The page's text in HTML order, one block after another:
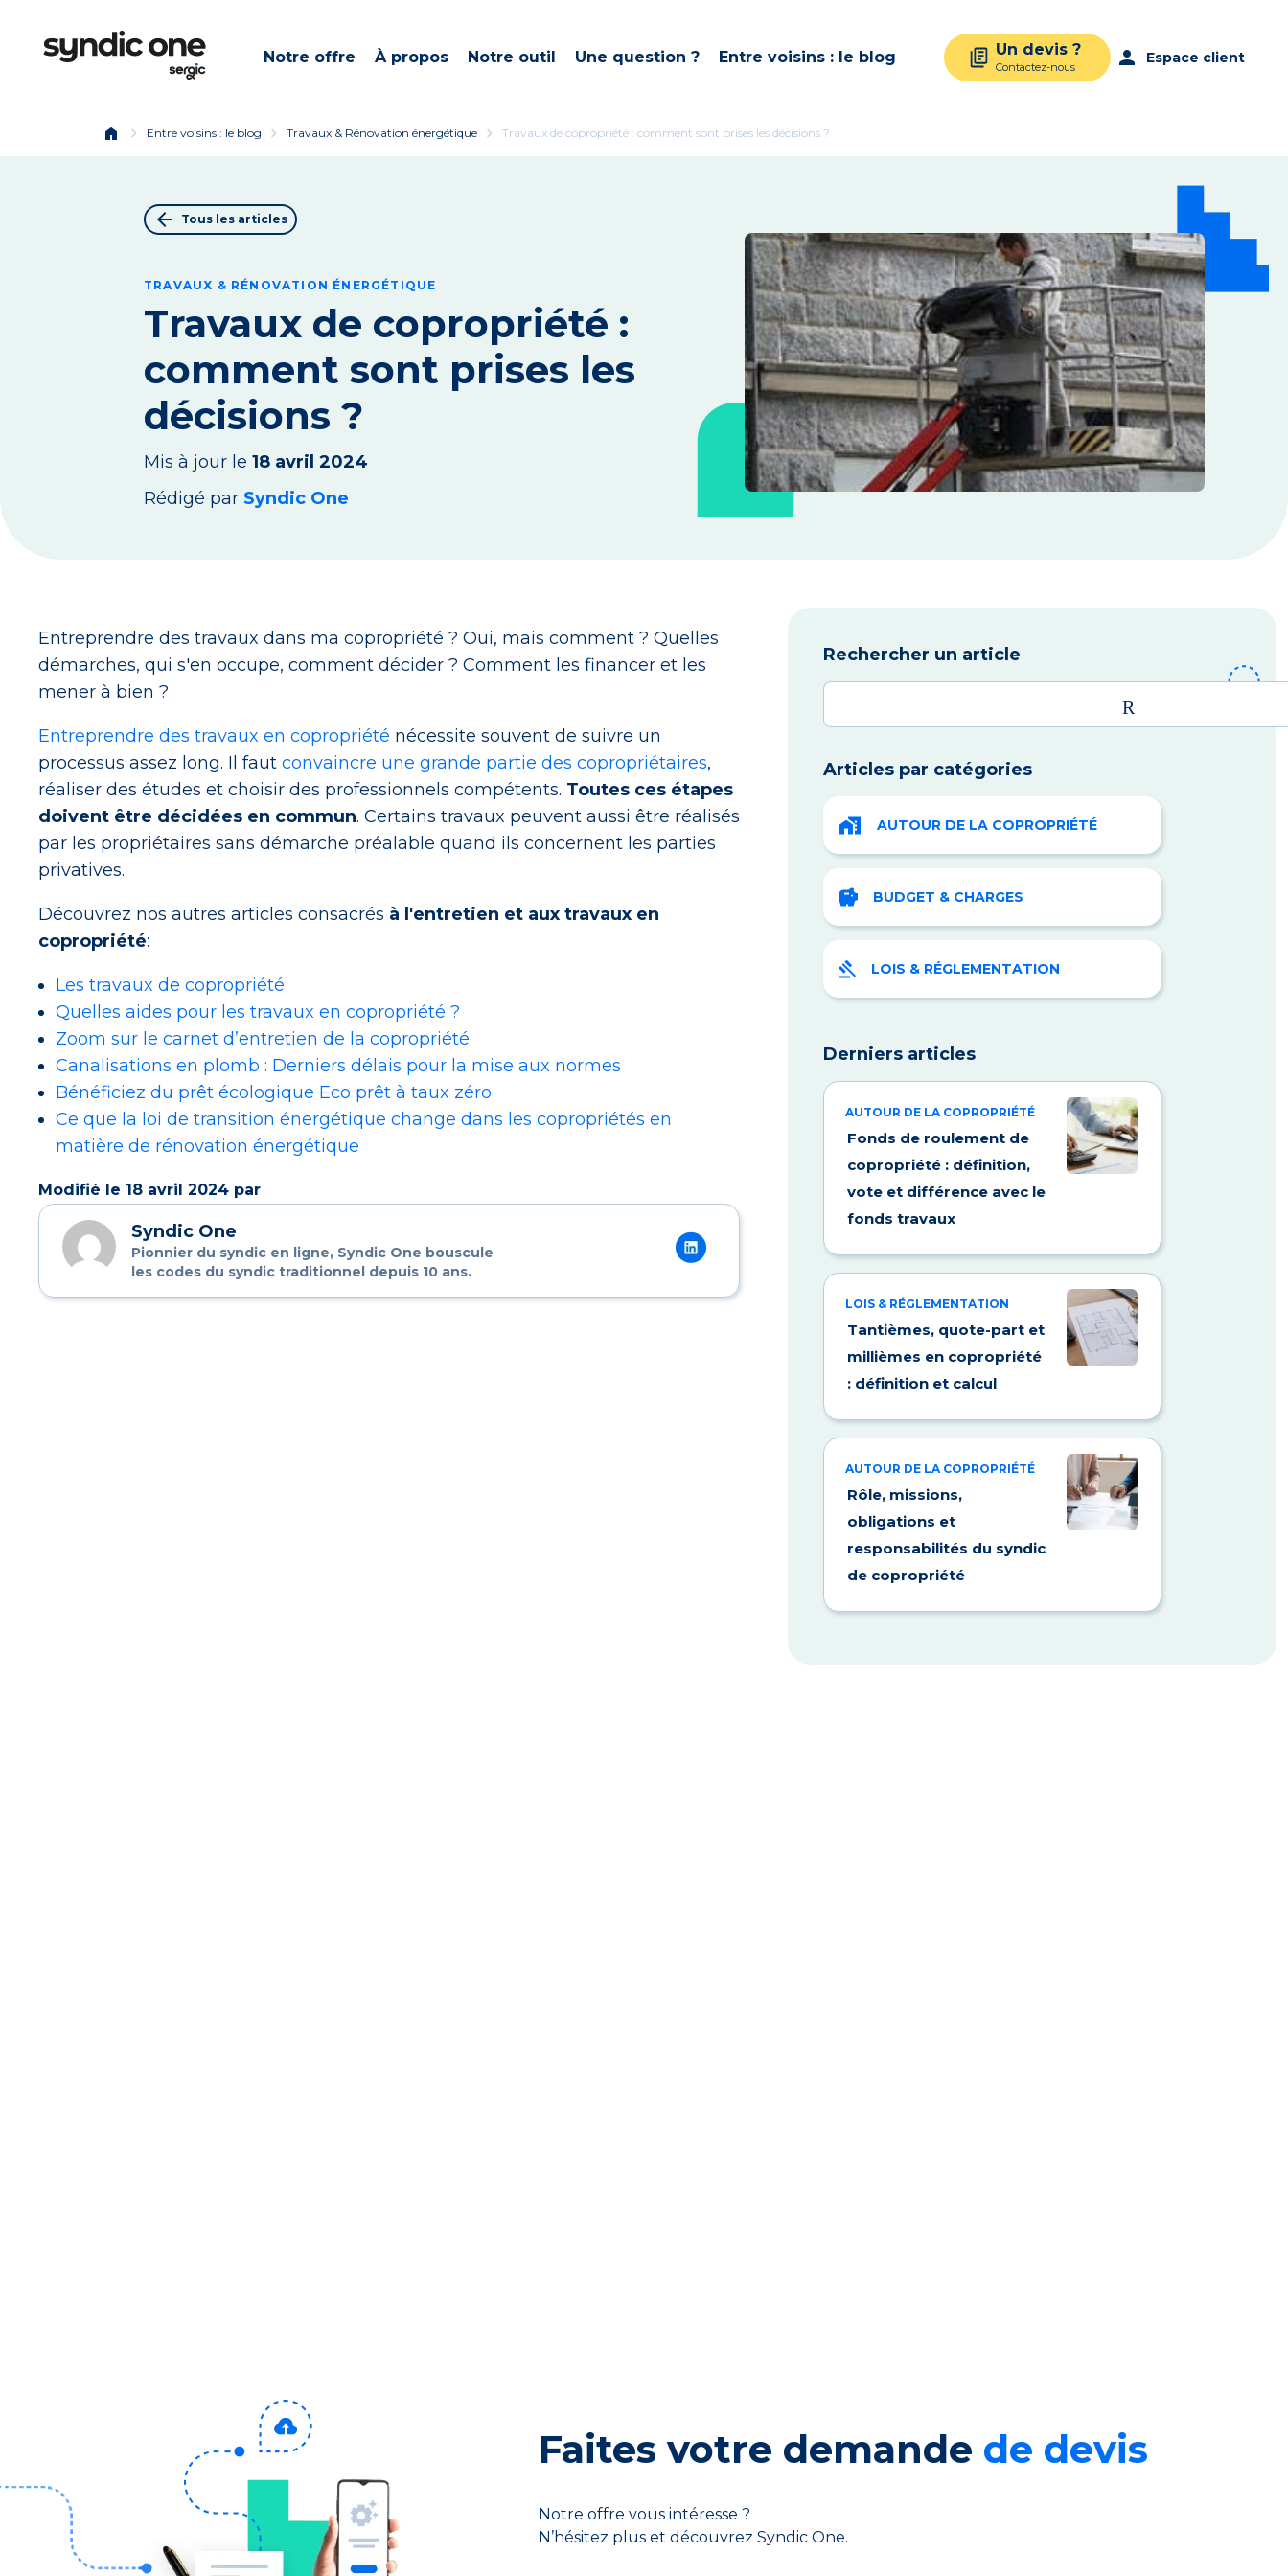
Notre offre À propos Notre outil Une question ? Entre voisins : le blog Un devis ?
Contactez-nous person Espace client
home chevron_right Entre voisins : le blog chevron_right Travaux & Rénovation énergétique chevron_right Travaux de copropriété : comment sont prises les décisions ?
arrow_back Tous les articles
TRAVAUX & RÉNOVATION ÉNERGÉTIQUE
Travaux de copropriété :
comment sont prises les
décisions ?
Mis à jour le 18 avril 2024
Rédigé par Syndic One
Entreprendre des travaux dans ma copropriété ? Oui, mais comment ? Quelles
démarches, qui s'en occupe, comment décider ? Comment les financer et les
mener à bien ?
Entreprendre des travaux en copropriété nécessite souvent de suivre un
processus assez long. Il faut convaincre une grande partie des copropriétaires,
réaliser des études et choisir des professionnels compétents. Toutes ces étapes
doivent être décidées en commun. Certains travaux peuvent aussi être réalisés
par les propriétaires sans démarche préalable quand ils concernent les parties
privatives.
Découvrez nos autres articles consacrés à l'entretien et aux travaux en
copropriété:
Les travaux de copropriété
Quelles aides pour les travaux en copropriété ?
Zoom sur le carnet d’entretien de la copropriété
Canalisations en plomb : Derniers délais pour la mise aux normes
Bénéficiez du prêt écologique Eco prêt à taux zéro
Ce que la loi de transition énergétique change dans les copropriétés en
matière de rénovation énergétique
Modifié le 18 avril 2024 par
Syndic One
Pionnier du syndic en ligne, Syndic One bouscule
les codes du syndic traditionnel depuis 10 ans.
Rechercher un article
Articles par catégories
AUTOUR DE LA COPROPRIÉTÉ
BUDGET & CHARGES
LOIS & RÉGLEMENTATION
Derniers articles
AUTOUR DE LA COPROPRIÉTÉ
Fonds de roulement de
copropriété : définition,
vote et différence avec le
fonds travaux
LOIS & RÉGLEMENTATION
Tantièmes, quote-part et
millièmes en copropriété
: définition et calcul
AUTOUR DE LA COPROPRIÉTÉ
Rôle, missions,
obligations et
responsabilités du syndic
de copropriété
Faites votre demande de devis
Notre offre vous intéresse ?
N’hésitez plus et découvrez Syndic One.